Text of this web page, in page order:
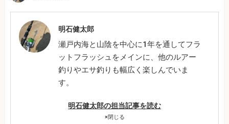
明石健太郎
瀬戸内海と山陰を中心に1年を通してフラ
ットフラッシュをメインに、他のルアー
釣りやエサ釣りも幅広く楽しんでいま
す。
明石健太郎の担当記事を読む
×閉じる